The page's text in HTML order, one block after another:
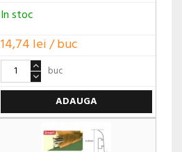
In stoc
14,74 lei / buc
buc
ADAUGA